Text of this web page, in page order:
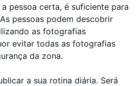
pessoa certa, é suficiente para
pessoas podem descobrir
as fotografias
evitar todas as fotografias
da zona.
a sua rotina diária. Será